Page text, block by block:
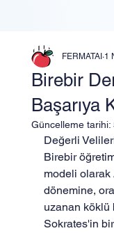
Birebir
Başarıya
FERMATAI 1
Güncelleme tarihi:
Değerli
Birebir
modeli olarak
dönemine,
uzanan köklü
Sokrates'in